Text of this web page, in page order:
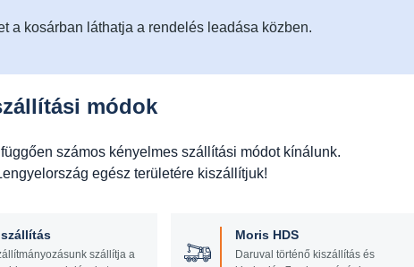
a kosárban láthatja a rendelés leadása közben.
módok
számos kényelmes szállítási módot kínálunk.
egész területére kiszállítjuk!
szállítja a
Moris HDS
Daruval történő kiszállítás és